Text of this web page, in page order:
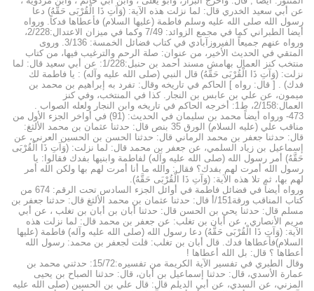
عن أبي سعيد الخدري قال: لما نزلت هذه الآية: (وَآتِ ذَا الْقُرْبَى حَقَّهُ) دعا
رسول الله صلى الله عليه وسلم فاطمة (عليها السلام) فأعطاها فدكاً. ورواه
أيضا الطبراني كما في مجمع الزوائد: 7/49 وكما في ميزان الاعتدال:2/228،
ورواه عنهم جميعاً الفيروزآبادي في كتاب فضائل الخمسة: 3/136. وروى
المتقي في الحديث الأخير، من عنوان: صلة الرحم والترغيب فيها، من كتاب
منتخب كنز العمال بهامش مسند أحمد بن حنبل:1/228: عن أبي سعيد قال: لما
نزلت: (وَآتِ ذَا الْقُرْبَى حَقَّهُ) قال النبي (صلى الله عليه وآله) : يا فاطمة لك
فدك) . [ قال: رواه ] الحاكم في تاريخه وقال: تفرد به إبراهيم بن محمد بن
ميمون، عن علي بن عابس بن النجار. كذا في المنتخب، وفي كنز
العمال:2/158، ط1: أخرجه الحاكم في تاريخه وابن النجار ولعله الصواب .
473- ورواه أيضاً محمد بن سليمان في الحديث: (91) في أواخر الجزء الأول من
مناقب علي (عليه السلام) الورق 35 بنص قال: حدثنا عثمان بن محمد الألثغ:
قال: حدثنا جعفر بن محمد الرماني قال: حدثنا الحسن بن الحسين العرني، عن
إسماعيل بن زياد السلمي، عن جعفر بن محمد قال: لما نزلت: (وَآتِ ذَا الْقُرْبَى
حَقَّهُ) أمر رسول الله (صلى الله عليه وآله) لفاطمة وابنيها بفدك فقالوا: يا
رسول الله أمرت لهم بفدك؟ فقال: والله ما أنا أمرت لهم بها ولكن الله أمر
لهم بها، ثم تلا هذه الآية: (وَآتِ ذَا الْقُرْبَى حَقَّهُ).
ورواه أيضاً في فضائل فاطمة في أوائل الجزء السادس تحت الرقم: 674 من
كتاب المناقب ورقة151/أ قال: حدثنا عثمان بن محمد الألثغ قال: حدثنا جعفر بن
مسلم قال: حدثنا يحي بن الحسن قال: حدثنا أبان بن أبان بن تغلب ، عن أبي
مريم الأنصاري ، عن أبان بن تغلب: عن جعفر بن محمد قال: لما نزلت هذه
الآية: (وَآتِ ذَا الْقُرْبَى حَقَّهُ) دعا رسول الله (صلى الله عليه وآله) فاطمة (عليها
السلام)فأعطاها فدك. قال أبان بن تغلب: قلت لجعفر بن محمد: رسول الله
أعطاها ؟ قال: بل الله أعطاها !
وقال الطبري في تفسير الآية الكريمة من تفسيره:15/72: حدثني محمد بن
عمارة الأسدي، قال: حدثنا إسماعيل بن أبان، قال: حدثنا الصباح بن يحيى
المزني، عن السدي، عن أبي الديلم قال: قال علي بن الحسين (صلى الله عليه